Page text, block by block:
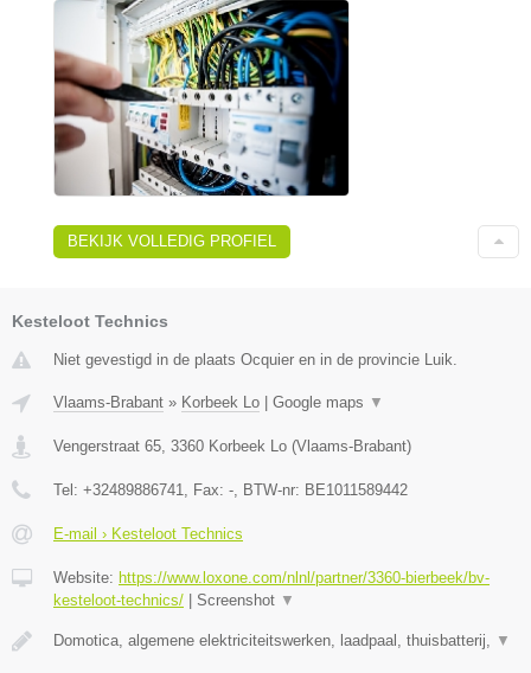
BEKIJK VOLLEDIG PROFIEL
Kesteloot Technics
Niet gevestigd in de plaats Ocquier en in de provincie Luik.
Vlaams-Brabant » Korbeek Lo | Google maps ▼
Vengerstraat 65 3360 Korbeek Lo (Vlaams-Brabant)
Tel: +32489886741 , Fax: - , BTW-nr: BE1011589442
E-mail › Kesteloot Technics
Website: https://www.loxone.com/nlnl/partner/3360-bierbeek/bv-
kesteloot-technics/ | Screenshot ▼
Domotica, algemene elektriciteitswerken, laadpaal, thuisbatterij, ▼